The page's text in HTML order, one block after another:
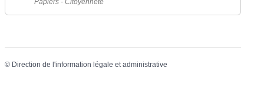
Papiers - Citoyenneté
© Direction de l'information légale et administrative